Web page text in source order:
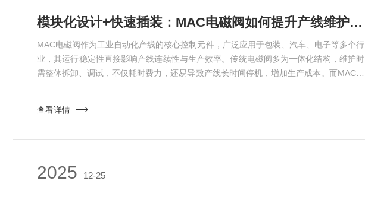
模块化设计+快速插装：MAC电磁阀如何提升产线维护效率？
MAC电磁阀作为工业自动化产线的核心控制元件，广泛应用于包装、汽车、电子等多个行
业，其运行稳定性直接影响产线连续性与生产效率。传统电磁阀多为一体化结构，维护时
需整体拆卸、调试，不仅耗时费力，还易导致产线长时间停机，增加生产成本。而MAC电
的核心支撑。模块化设计打破传统一体化结构局限，实现“部件独立、按需检修”，从源头
查看详情
2025 12-25